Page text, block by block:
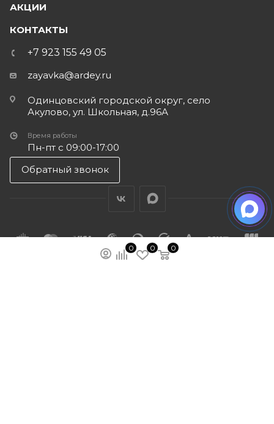
0 0 0
АКЦИИ
КОНТАКТЫ
+7 923 155 49 05
zayavka@ardey.ru
Одинцовский городской округ, село
Акулово, ул. Школьная, д.96А
Время работы
Пн-пт с 09:00-17:00
Обратный звонок